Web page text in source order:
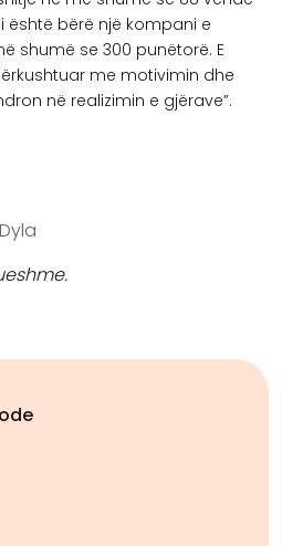
është bërë një kompani e
shumë se 300 punëtorë. E
me motivimin dhe
në realizimin e gjërave”.